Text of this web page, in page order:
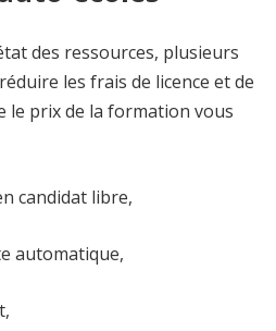
des ressources, plusieurs
les frais de licence et de
le prix de la formation vous
candidat libre,
automatique,